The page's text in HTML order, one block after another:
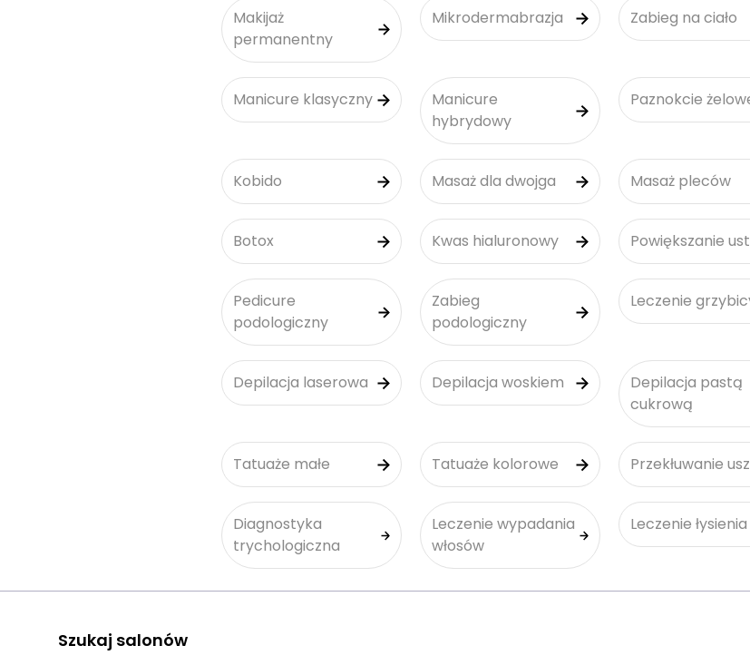
Makijaż
permanentny
Mikrodermabrazja Zabieg na ciało
Manicure klasyczny
Manicure
hybrydowy
Paznokcie
Kobido Masaż dla dwojga Masaż pleców
Botox Kwas hialuronowy Powiększanie ust
Pedicure
podologiczny
Zabieg
podologiczny
Leczenie
Depilacja laserowa Depilacja woskiem
Depilacja pastą
cukrową
Tatuaże małe Tatuaże kolorowe Przekłuwanie
Diagnostyka
trychologiczna
Leczenie wypadania
włosów
Leczenie łysienia
Szukaj salonów